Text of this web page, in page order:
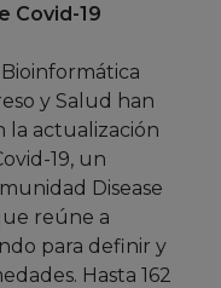
Covid-19
y Salud han
la actualización
19, un
Disease
reúne a
para definir y
Hasta 162